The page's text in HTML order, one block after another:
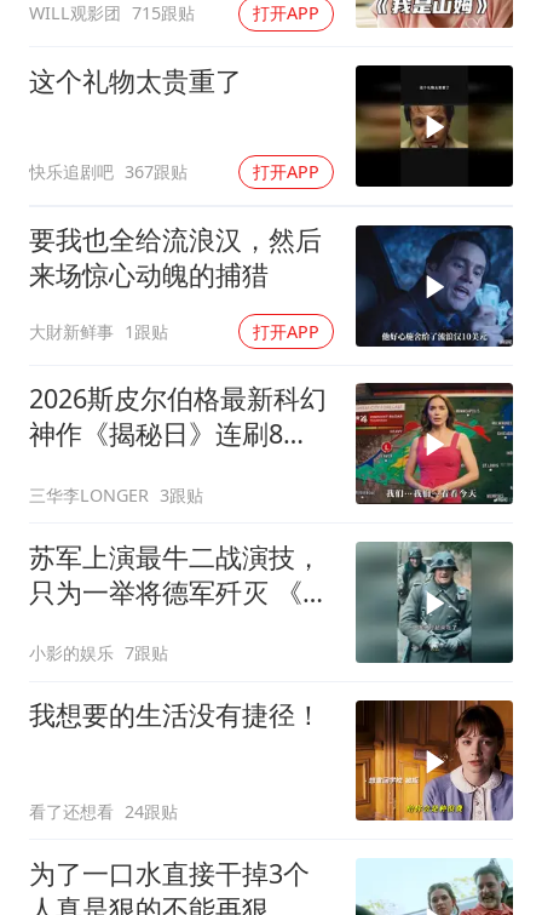
WILL观影团 715跟贴 打开APP
这个礼物太贵重了
快乐追剧吧 367跟贴 打开APP
要我也全给流浪汉，然后
来场惊心动魄的捕猎
大財新鲜事 1跟贴 打开APP
2026斯皮尔伯格最新科幻
神作《揭秘日》连刷8
三华李LONGER 3跟贴
苏军上演最牛二战演技，
只为一举将德军歼灭 《没
小影的娱乐 7跟贴
我想要的生活没有捷径！
看了还想看 24跟贴
为了一口水直接干掉3个